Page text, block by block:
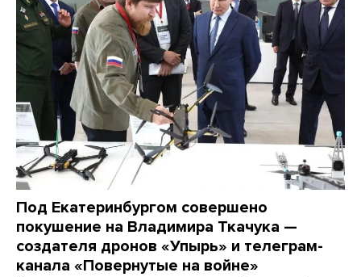
Под Екатеринбургом совершено
покушение на Владимира Ткачука —
создателя дронов «Упырь» и телеграм-
канала «Повернутые на войне»